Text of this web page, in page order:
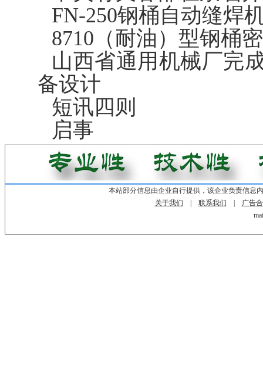
FN-250钢桶自动缝焊
8710（耐油）型钢桶
山西省通用机械厂完
备设计
短讯四则
启事
本站部分信息由企业自行提供，该企业负责信息
关于我们
联系我们
广告